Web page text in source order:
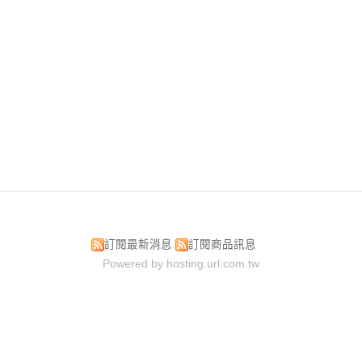
訂閱最新消息
訂閱商品訊息
Powered by hosting.url.com.tw